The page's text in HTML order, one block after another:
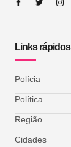
Links rápidos
Polícia
Política
Região
Cidades